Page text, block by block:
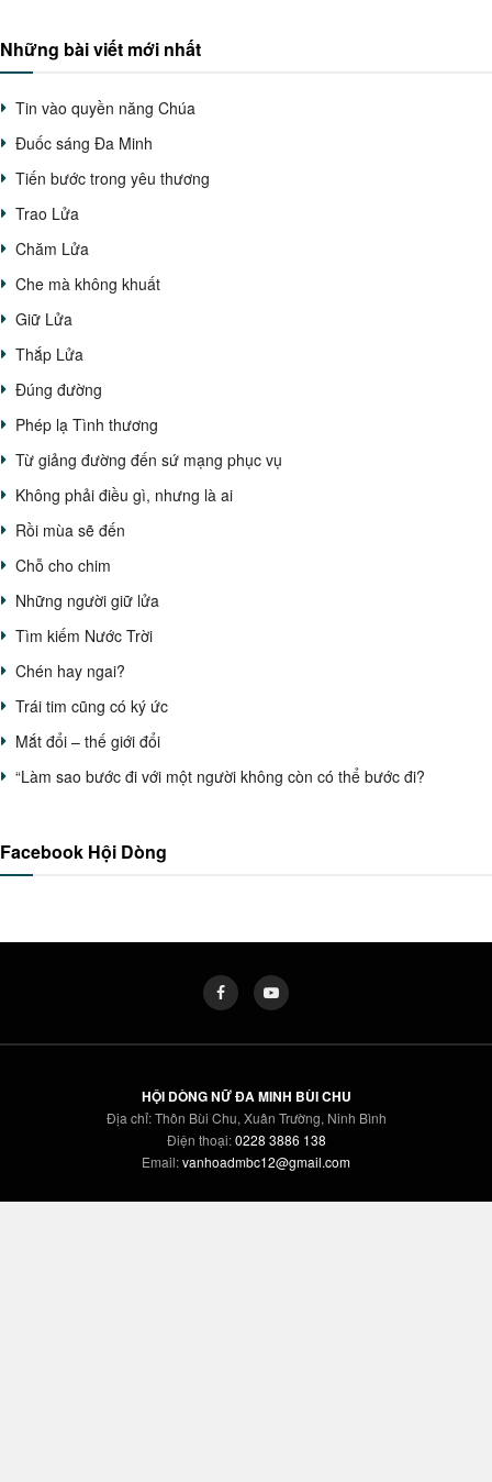
Những bài viết mới nhất
Tin vào quyền năng Chúa
Đuốc sáng Đa Minh
Tiến bước trong yêu thương
Trao Lửa
Chăm Lửa
Che mà không khuất
Giữ Lửa
Thắp Lửa
Đúng đường
Phép lạ Tình thương
Từ giảng đường đến sứ mạng phục vụ
Không phải điều gì, nhưng là ai
Rồi mùa sẽ đến
Chỗ cho chim
Những người giữ lửa
Tìm kiếm Nước Trời
Chén hay ngai?
Trái tim cũng có ký ức
Mắt đổi – thế giới đổi
“Làm sao bước đi với một người không còn có thể bước đi?
Facebook Hội Dòng
HỘI DÒNG NỮ ĐA MINH BÙI CHU
Địa chỉ: Thôn Bùi Chu, Xuân Trường, Ninh Bình
Điện thoại:0228 3886 138
Email:vanhoadmbc12@gmail.com